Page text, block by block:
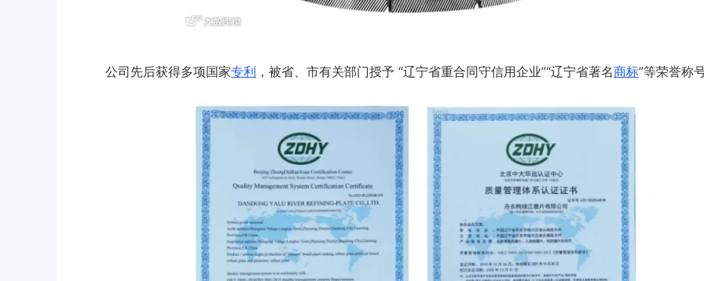
公司先后获得多项国家专利 ，被省、市有关部门授予 “辽宁省重合同守信用企业”“辽宁省著名商标”等荣誉